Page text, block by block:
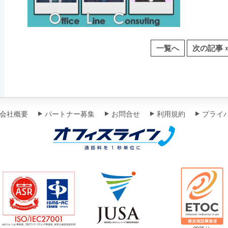
一覧へ 次の記事
会社概要 パートナー募集 お問合せ 利用規約 プライ